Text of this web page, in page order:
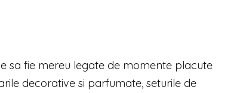
sa fie mereu legate de momente placute
decorative si parfumate, seturile de